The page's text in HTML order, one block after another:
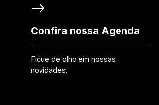
Confira nossa Agenda
Fique de olho em nossas
novidades.